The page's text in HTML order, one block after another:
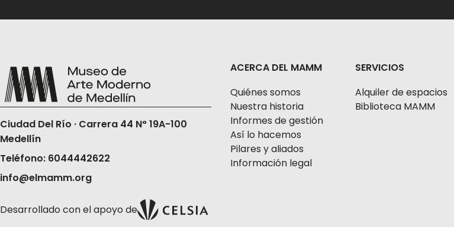
Ciudad Del Río · Carrera 44 N° 19A-100
Medellín
Teléfono: 6044442622
info@elmamm.org
ACERCA DEL MAMM
Quiénes somos
Nuestra historia
Informes de gestión
Así lo hacemos
Pilares y aliados
Información legal
SERVICIOS
Alquiler de espacios
Biblioteca MAMM
Desarrollado con el apoyo de